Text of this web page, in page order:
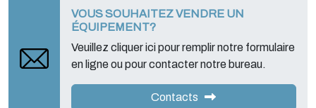
VOUS SOUHAITEZ VENDRE UN
ÉQUIPEMENT?
Veuillez cliquer ici pour remplir notre formulaire
en ligne ou pour contacter notre bureau.
Contacts